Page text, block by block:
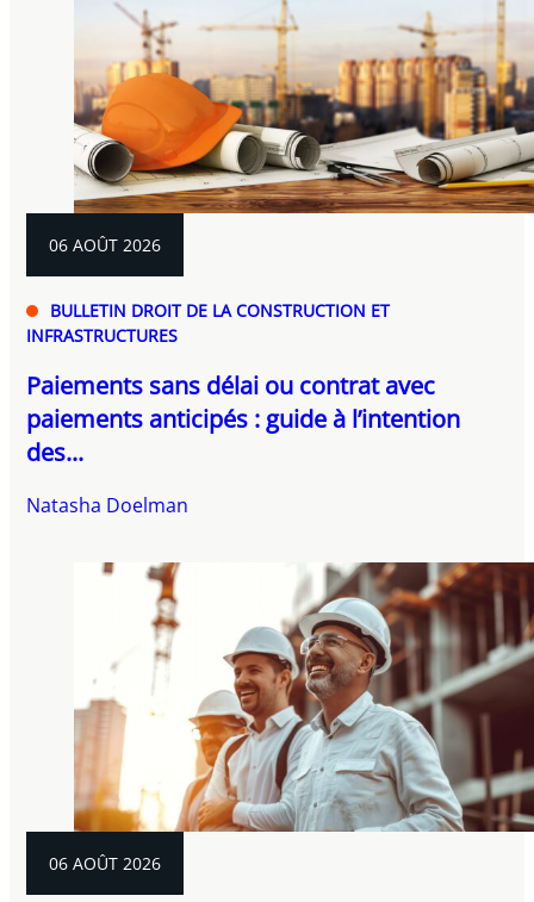
06 AOÛT 2026
BULLETIN DROIT DE LA CONSTRUCTION ET
INFRASTRUCTURES
Paiements sans délai ou contrat avec
paiements anticipés : guide à l’intention
des...
Natasha Doelman
06 AOÛT 2026